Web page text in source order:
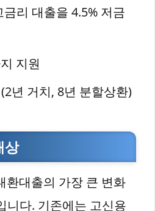
리 대출을 4.5% 저금
지원
년 거치, 8년 분할상환)
상
환대출의 가장 큰 변화
니다. 기존에는 고신용